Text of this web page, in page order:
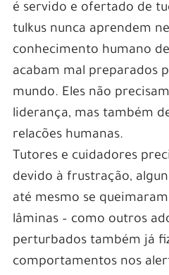
é servido e ofertado de
tulkus nunca aprendem
conhecimento humano
acabam mal preparados
mundo. Eles não
liderança, mas também
relacões humanas.
Tutores e cuidadores
devido à frustração,
até mesmo se
lâminas – como outros
perturbados também já
comportamentos nos